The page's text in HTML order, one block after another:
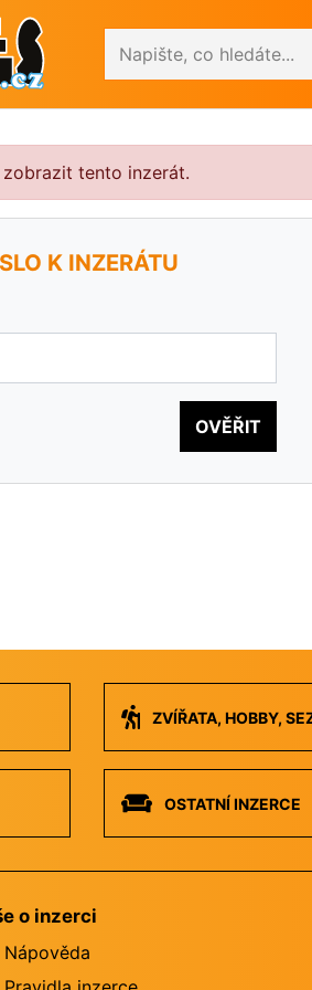
tento inzerát.
K INZERÁTU
OVĚŘIT
ZVÍŘATA, HOBBY,
OSTATNÍ INZERCE
o inzerci
Nápověda